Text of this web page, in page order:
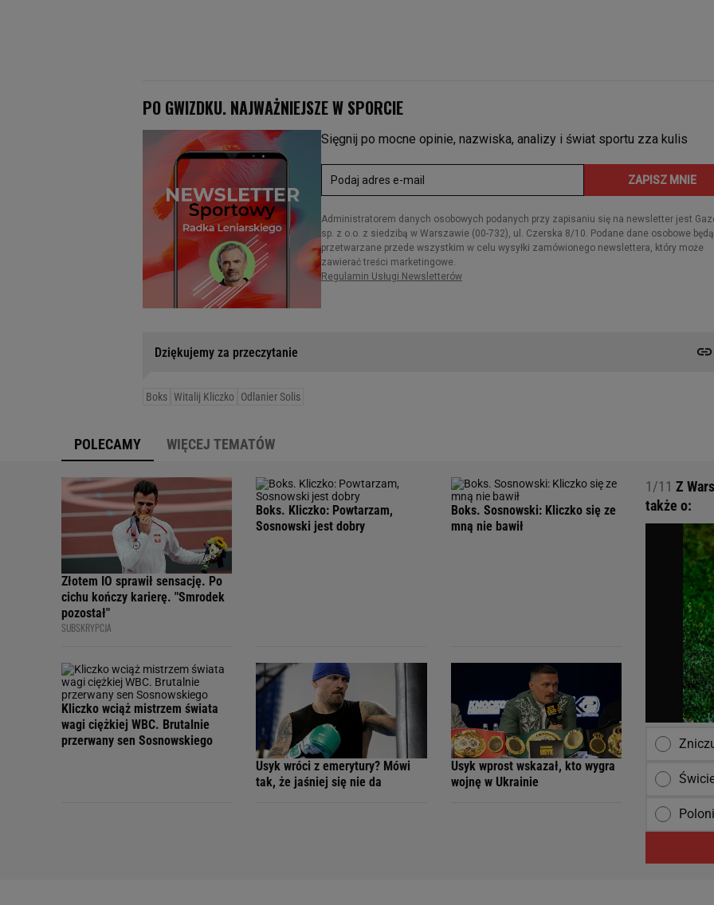
Dziękujemy za przeczytanie
Boks Witalij Kliczko Odlanier Solis
POLECAMY WIĘCEJ TEMATÓW
Złotem IO sprawił sensację. Po
cichu kończy karierę. "Smrodek
pozostał"
SUBSKRYPCJA
Boks. Kliczko: Powtarzam,
Sosnowski jest dobry
Boks. Sosnowski: Kliczko się ze
mną nie bawił
Kliczko wciąż mistrzem świata
wagi ciężkiej WBC. Brutalnie
przerwany sen Sosnowskiego
Usyk wróci z emerytury? Mówi
tak, że jaśniej się nie da
Usyk wprost wskazał, kto wygra
wojnę w Ukrainie
1/11 Z
także o: